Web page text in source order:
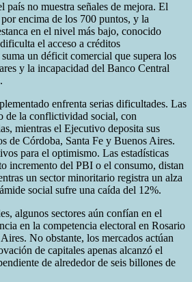
país no muestra señales de mejora. El
encima de los 700 puntos, y la
en el nivel más bajo, conocido
el acceso a créditos
un déficit comercial que supera los
y la incapacidad del Banco Central
enfrenta serias dificultades. Las
de la conflictividad social, con
mientras el Ejecutivo deposita sus
de Córdoba, Santa Fe y Buenos Aires.
para el optimismo. Las estadísticas
incremento del PBI o el consumo, distan
un sector minoritario registra un alza
social sufre una caída del 12%.
algunos sectores aún confían en el
en la competencia electoral en Rosario
No obstante, los mercados actúan
de capitales apenas alcanzó el
de alrededor de seis billones de